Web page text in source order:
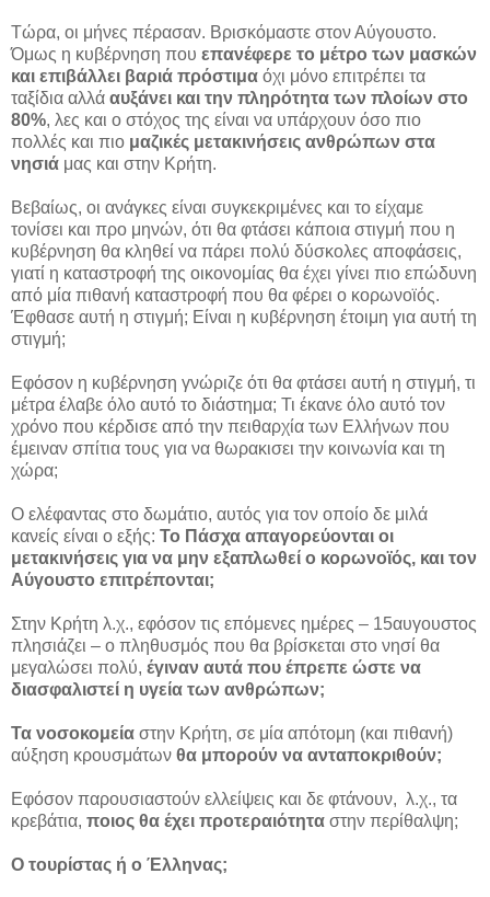
Τώρα, οι μήνες πέρασαν. Βρισκόμαστε στον Αύγουστο.
Όμως η κυβέρνηση που επανέφερε το μέτρο των μασκών
και επιβάλλει βαριά πρόστιμα όχι μόνο επιτρέπει τα
ταξίδια αλλά αυξάνει και την πληρότητα των πλοίων στο
80%, λες και ο στόχος της είναι να υπάρχουν όσο πιο
πολλές και πιο μαζικές μετακινήσεις ανθρώπων στα
νησιά μας και στην Κρήτη.
Βεβαίως, οι ανάγκες είναι συγκεκριμένες και το είχαμε
τονίσει και προ μηνών, ότι θα φτάσει κάποια στιγμή που η
κυβέρνηση θα κληθεί να πάρει πολύ δύσκολες αποφάσεις,
γιατί η καταστροφή της οικονομίας θα έχει γίνει πιο επώδυνη
από μία πιθανή καταστροφή που θα φέρει ο κορωνοϊός.
Έφθασε αυτή η στιγμή; Είναι η κυβέρνηση έτοιμη για αυτή τη
στιγμή;
Εφόσον η κυβέρνηση γνώριζε ότι θα φτάσει αυτή η στιγμή, τι
μέτρα έλαβε όλο αυτό το διάστημα; Τι έκανε όλο αυτό τον
χρόνο που κέρδισε από την πειθαρχία των Ελλήνων που
έμειναν σπίτια τους για να θωρακισει την κοινωνία και τη
χώρα;
Ο ελέφαντας στο δωμάτιο, αυτός για τον οποίο δε μιλά
κανείς είναι ο εξής: Το Πάσχα απαγορεύονται οι
μετακινήσεις για να μην εξαπλωθεί ο κορωνοϊός, και τον
Αύγουστο επιτρέπονται;
Στην Κρήτη λ.χ., εφόσον τις επόμενες ημέρες – 15αυγουστος
πλησιάζει – ο πληθυσμός που θα βρίσκεται στο νησί θα
μεγαλώσει πολύ, έγιναν αυτά που έπρεπε ώστε να
διασφαλιστεί η υγεία των ανθρώπων;
Τα νοσοκομεία στην Κρήτη, σε μία απότομη (και πιθανή)
αύξηση κρουσμάτων θα μπορούν να ανταποκριθούν;
Εφόσον παρουσιαστούν ελλείψεις και δε φτάνουν, λ.χ., τα
κρεβάτια, ποιος θα έχει προτεραιότητα στην περίθαλψη;
Ο τουρίστας ή ο Έλληνας;